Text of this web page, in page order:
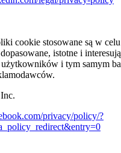
cookie stosowane są w
istotne i
i tym samym
privacy/policy/?